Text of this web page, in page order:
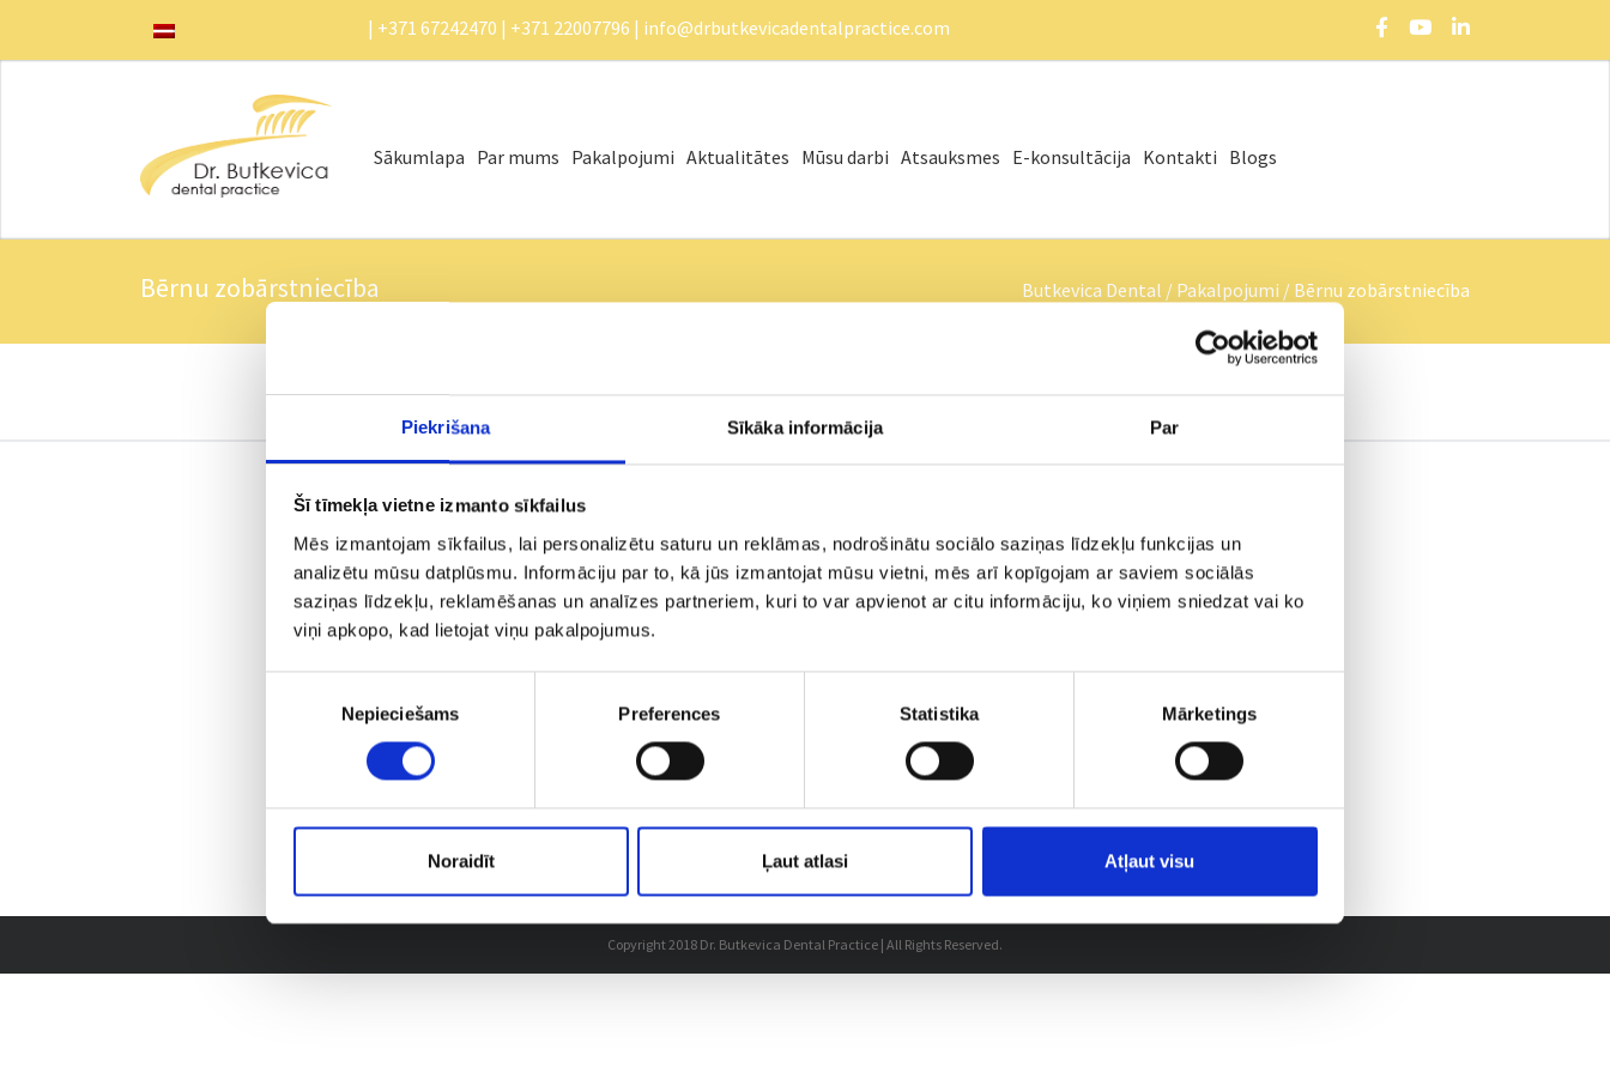
Piekrišana Sīkāka informācija Par
Šī tīmekļa vietne izmanto sīkfailus
Mēs izmantojam sīkfailus, lai personalizētu saturu un reklāmas, nodrošinātu sociālo saziņas līdzekļu funkcijas un
analizētu mūsu datplūsmu. Informāciju par to, kā jūs izmantojat mūsu vietni, mēs arī kopīgojam ar saviem sociālās
saziņas līdzekļu, reklamēšanas un analīzes partneriem, kuri to var apvienot ar citu informāciju, ko viņiem sniedzat vai ko
viņi apkopo, kad lietojat viņu pakalpojumus.
Nepieciešams Preferences Statistika Mārketings
Noraidīt Ļaut atlasi Atļaut visu
| +371 67242470 | +371 22007796 | info@drbutkevicadentalpractice.com
Sākumlapa Par mums Pakalpojumi Aktualitātes Mūsu darbi Atsauksmes E-konsultācija Kontakti Blogs
Bērnu zobārstniecība Butkevica Dental / Pakalpojumi / Bērnu zobārstniecība
Dzirnavu iela 45, Rīga, Latvija LV-1010
+371 67242470
Copyright 2018 Dr. Butkevica Dental Practice | All Rights Reserved.